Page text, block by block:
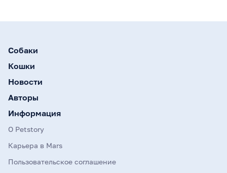
Собаки
Кошки
Новости
Авторы
Информация
О Petstory
Карьера в Mars
Пользовательское соглашение